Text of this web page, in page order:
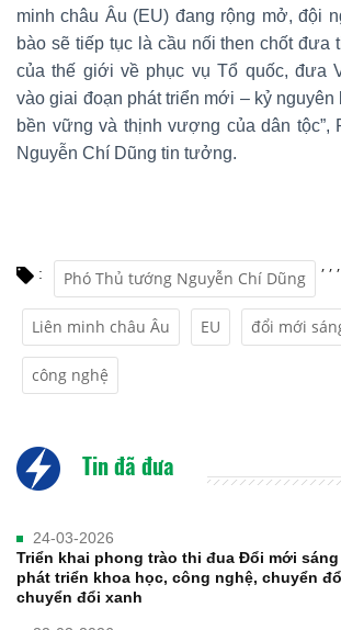
minh châu Âu (EU) đang rộng mở, đội
bào sẽ tiếp tục là cầu nối then chốt đưa
của thế giới về phục vụ Tổ quốc, đưa
vào giai đoạn phát triển mới – kỷ nguyên
bền vững và thịnh vượng của dân tộc”,
Nguyễn Chí Dũng tin tưởng.
: Phó Thủ tướng Nguyễn Chí Dũng
,
Liên minh châu Âu
,
EU
,
đổi mới
công nghệ
Tin đã đưa
24-03-2026
Triển khai phong trào thi đua Đổi mới sáng
phát triển khoa học, công nghệ, chuyển
chuyển đổi xanh